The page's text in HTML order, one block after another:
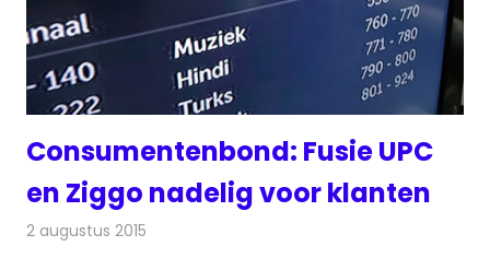
Consumentenbond: Fusie UPC
en Ziggo nadelig voor klanten
2 augustus 2015